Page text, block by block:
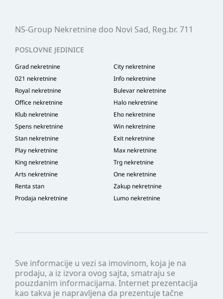
Sve informacije u vezi sa imovinom, koja je na
prodaju, a iz izvora ovog sajta, smatraju se
pouzdanim informacijama. Internet prezentacija
kao takva je napravljena da prezentuje tačne
NS-Group Nekretnine doo Novi Sad, Reg.br. 711
POSLOVNE JEDINICE
Grad nekretnine
City nekretnine
021 nekretnine
Info nekretnine
Royal nekretnine
Bulevar nekretnine
Office nekretnine
Halo nekretnine
Klub nekretnine
Eho nekretnine
Spens nekretnine
Win nekretnine
Stan nekretnine
Exit nekretnine
Play nekretnine
Max nekretnine
King nekretnine
Trg nekretnine
Arts nekretnine
One nekretnine
Renta stan
Zakup nekretnine
Prodaja nekretnine
Lumo nekretnine